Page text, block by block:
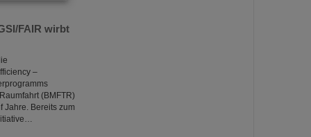
FAIR wirbt
–
(BMFTR)
Jahre. Bereits zum